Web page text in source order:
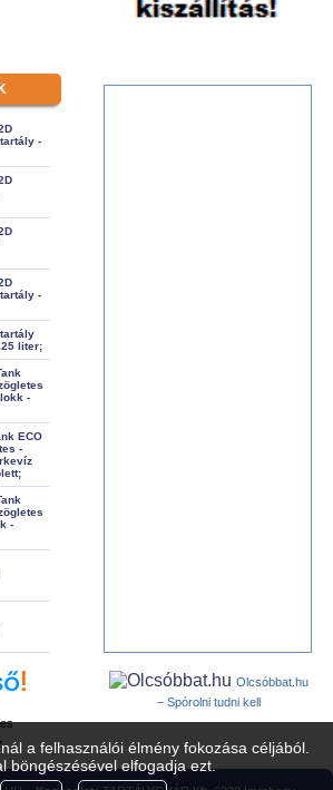
a felhasználói élmény fokozása céljából.
böngészésével elfogadja ezt.
-
-
liter;
-
ECO
-
-
Olcsóbbat.hu
– Spórolni tudni kell